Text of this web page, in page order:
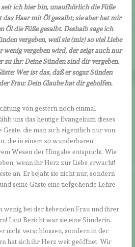
seit ich hier bin, unaufhörlich die Füße
Haar mit Öl gesalbt; sie aber hat mir
die Füße gesalbt. Deshalb sage ich
vergeben, weil sie (mir) so viel Liebe
wenig vergeben wird, der zeigt auch nur
zu ihr: Deine Sünden sind dir vergeben.
Wer ist das, daß er sogar Sünden
Frau: Dein Glaube hat dir geholfen.
von gestern noch einmal
uns das heutige Evangelium dieses
Geste, die man sich eigentlich nur von
die in einem so wunderbaren,
Wesen der Hingabe entspricht. Wie
wenn ihr Herz zur Liebe erwacht!
an. Er bejaht sie nicht nur, sondern
seine Gäste eine tiefgehende Lehre
wenig bei der liebenden Frau und ihrer
Laut Bericht war sie eine Sünderin.
nicht verschlossen, sondern in der
hat sich ihr Herz weit geöffnet. Wir